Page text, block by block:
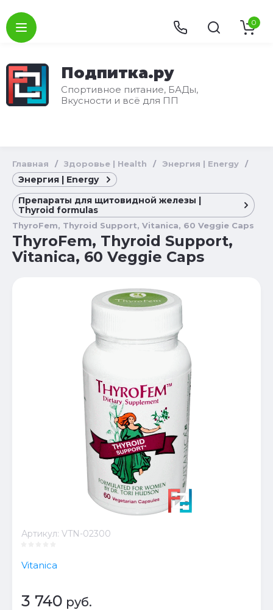
Подпитка.ру
Спортивное питание, БАДы,
Вкусности и всё для ПП
0
Главная / Здоровье | Health / Энергия | Energy /
Энергия | Energy
Препараты для щитовидной железы |
Thyroid formulas
ThyroFem, Thyroid Support, Vitanica, 60 Veggie Caps
ThyroFem, Thyroid Support,
Vitanica, 60 Veggie Caps
Артикул: VTN-02300
Vitanica
3 740 руб.